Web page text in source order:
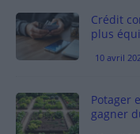
Crédit
plus
10 avril
Potager
gagner